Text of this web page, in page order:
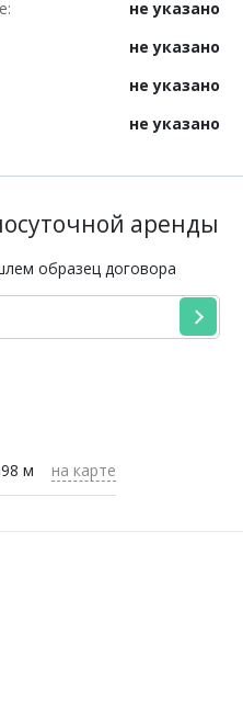
не указано
не указано
не указано
не указано
аренды
образец договора
м на карте